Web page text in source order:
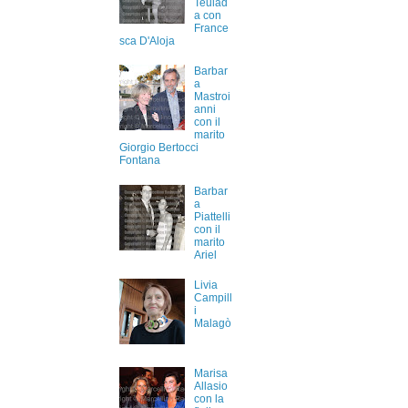
Teulad
a con
France
sca D'Aloja
Barbar
a
Mastroi
anni
con il
marito
Giorgio Bertocci
Fontana
Barbar
a
Piattelli
con il
marito
Ariel
Livia
Campill
i
Malagò
Marisa
Allasio
con la